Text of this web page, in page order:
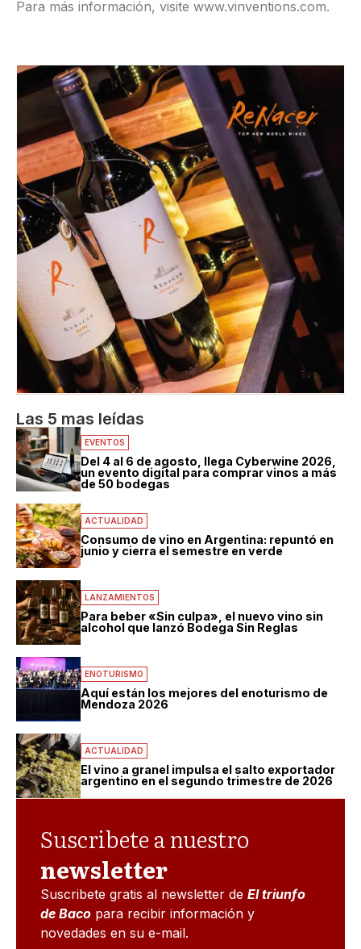
Para más información, visite www.vinventions.com.
Las 5 mas leídas
EVENTOS
Del 4 al 6 de agosto, llega Cyberwine 2026,
un evento digital para comprar vinos a más
de 50 bodegas
ACTUALIDAD
Consumo de vino en Argentina: repuntó en
junio y cierra el semestre en verde
LANZAMIENTOS
Para beber «Sin culpa», el nuevo vino sin
alcohol que lanzó Bodega Sin Reglas
ENOTURISMO
Aquí están los mejores del enoturismo de
Mendoza 2026
ACTUALIDAD
El vino a granel impulsa el salto exportador
argentino en el segundo trimestre de 2026
Suscribete a nuestro
newsletter
Suscribete gratis al newsletter de El triunfo
de Baco para recibir información y
novedades en su e-mail.